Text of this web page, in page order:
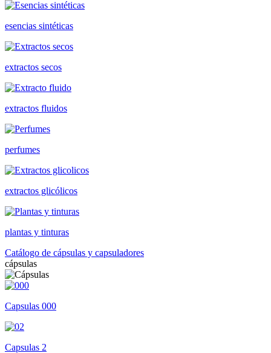
esencias sintéticas
extractos secos
extractos fluidos
perfumes
extractos glicólicos
plantas y tinturas
Catálogo de cápsulas y capsuladores
cápsulas
Capsulas 000
Capsulas 2